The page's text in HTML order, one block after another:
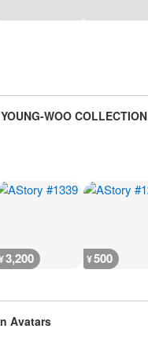
WOO COLLECTION
3,200 ¥500
Avatars